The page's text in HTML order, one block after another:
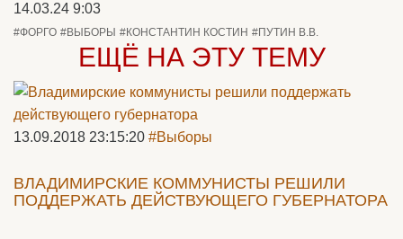
14.03.24 9:03
#ФОРГО #ВЫБОРЫ #КОНСТАНТИН КОСТИН #ПУТИН В.В.
ЕЩЁ НА ЭТУ ТЕМУ
13.09.2018 23:15:20 #Выборы
ВЛАДИМИРСКИЕ КОММУНИСТЫ РЕШИЛИ
ПОДДЕРЖАТЬ ДЕЙСТВУЮЩЕГО ГУБЕРНАТОРА